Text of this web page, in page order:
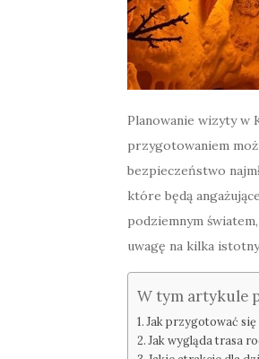
Planowanie wizyty w
przygotowaniem
bezpieczeństwo
które będą
podziemnym
uwagę na kilka
W tym artykule
Jak przygotować
Jak wygląda trasa